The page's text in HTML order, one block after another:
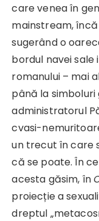
care venea în
mainstream,
sugerând o
bordul navei
romanului – mai
până la
administratorul
cvasi-
un trecut în care
că se poate. În
acesta găsim, în
proiecție a
dreptul